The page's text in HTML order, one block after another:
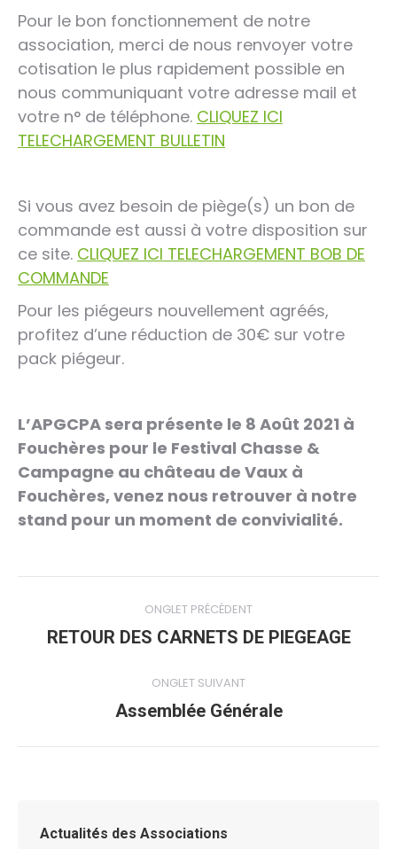
Pour le bon fonctionnement de notre
association, merci de nous renvoyer votre
cotisation le plus rapidement possible en
nous communiquant votre adresse mail et
votre n° de téléphone. CLIQUEZ ICI
TELECHARGEMENT BULLETIN
Si vous avez besoin de piège(s) un bon de
commande est aussi à votre disposition sur
ce site. CLIQUEZ ICI TELECHARGEMENT BOB DE
COMMANDE
Pour les piégeurs nouvellement agréés,
profitez d’une réduction de 30€ sur votre
pack piégeur.
L’APGCPA sera présente le 8 Août 2021 à
Fouchères pour le Festival Chasse &
Campagne au château de Vaux à
Fouchères, venez nous retrouver à notre
stand pour un moment de convivialité.
de
commentaire
ONGLET PRÉCÉDENT
Onglet
RETOUR DES CARNETS DE PIEGEAGE
ONGLET SUIVANT
Onglet
Assemblée Générale
Actualités des Associations